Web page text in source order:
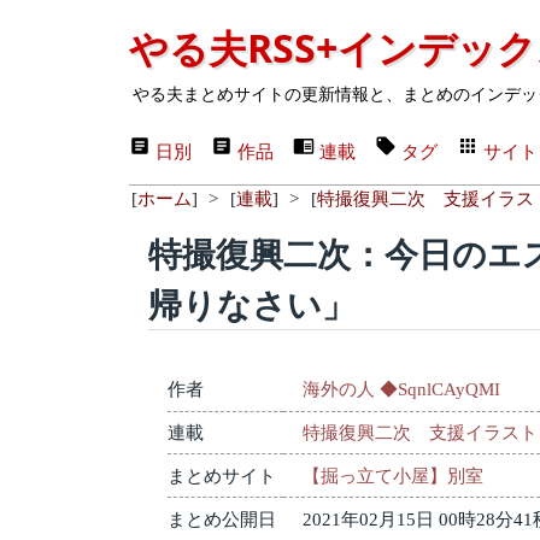
やる夫RSS+インデッ
やる夫まとめサイトの更新情報と、まとめのインデ
日別 作品 連載 タグ サイト
[ホーム] > [連載] > [特撮復興二次 支援イラス
特撮復興二次：今日の
帰りなさい」
作者 海外の人 ◆SqnlCAyQMI
連載 特撮復興二次 支援イラスト
まとめサイト 【掘っ立て小屋】別室
まとめ公開日 2021年02月15日 00時28分41